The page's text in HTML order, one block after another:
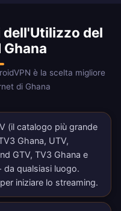
dell'Utilizzo del
Ghana
è la scelta migliore
di Ghana
(il catalogo più grande
Ghana, UTV,
GTV, TV3 Ghana e
da qualsiasi luogo.
per iniziare lo streaming.